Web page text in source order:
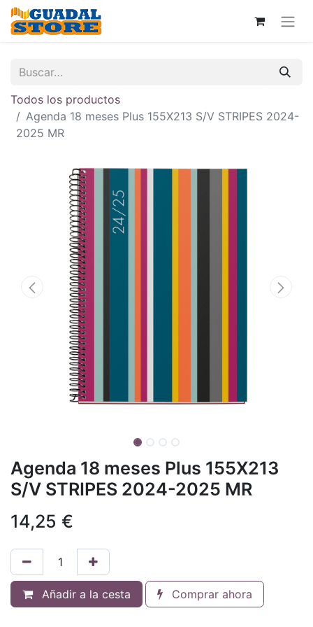
Todos los productos
Agenda 18 meses Plus 155X213 S/V STRIPES 2024-
2025 MR
Agenda 18 meses Plus 155X213
S/V STRIPES 2024-2025 MR
14,25 €
Añadir a la cesta Comprar ahora